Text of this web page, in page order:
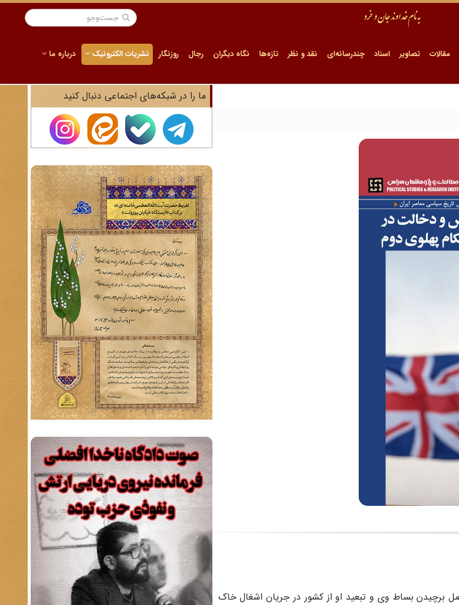
مقالات تصاویر اسناد چندرسانه‌ای نقد و نظر تازه‌ها نگاه دیگران رجال روزنگار نشریات الکترونیک درباره ما
عامل به قدرت رساندن رضاخان پهلوی در جریان کودتای ۱۲۹۹ و عامل برچیدن بساط وی و تبعید او از کشور در جریان اشغال خاک
ما را در شبکه‌های اجتماعی دنبال کنید